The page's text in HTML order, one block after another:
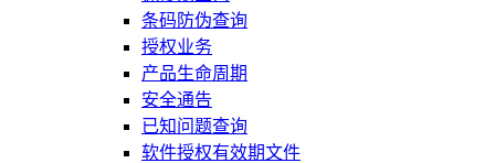
条码防伪查询
授权业务
产品生命周期
安全通告
已知问题查询
软件授权有效期文件